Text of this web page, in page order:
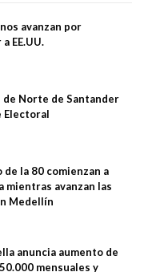
avanzan por
EE.UU.
de Norte de Santander
Electoral
la 80 comienzan a
mientras avanzan las
Medellín
anuncia aumento de
mensuales y